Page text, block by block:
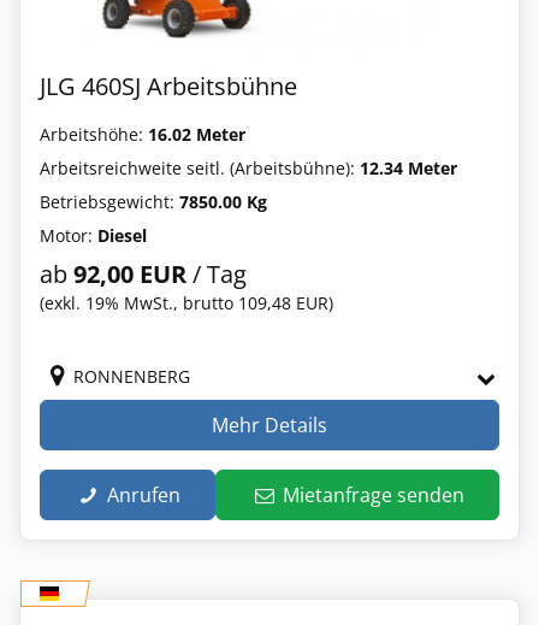
JLG 460SJ Arbeitsbühne
Arbeitshöhe: 16.02 Meter
Arbeitsreichweite seitl. (Arbeitsbühne): 12.34 Meter
Betriebsgewicht: 7850.00 Kg
Motor: Diesel
ab92,00 EUR/ Tag
(exkl. 19% MwSt., brutto 109,48 EUR)
RONNENBERG
Mehr Details
Anrufen Mietanfrage senden